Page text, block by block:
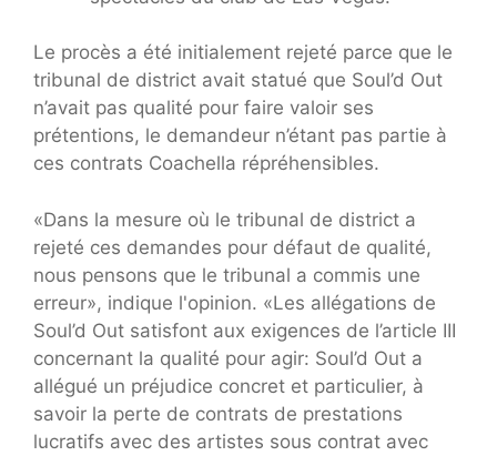
Le procès a été initialement rejeté parce que le
tribunal de district avait statué que Soul’d Out
n’avait pas qualité pour faire valoir ses
prétentions, le demandeur n’étant pas partie à
ces contrats Coachella répréhensibles.
«Dans la mesure où le tribunal de district a
rejeté ces demandes pour défaut de qualité,
nous pensons que le tribunal a commis une
erreur», indique l'opinion. «Les allégations de
Soul’d Out satisfont aux exigences de l’article III
concernant la qualité pour agir: Soul’d Out a
allégué un préjudice concret et particulier, à
savoir la perte de contrats de prestations
lucratifs avec des artistes sous contrat avec